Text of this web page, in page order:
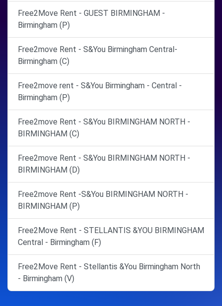
Free2Move Rent - GUEST BIRMINGHAM -
Birmingham (P)
Free2move Rent - S&You Birmingham Central-
Birmingham (C)
Free2move rent - S&You Birmingham - Central -
Birmingham (P)
Free2move Rent - S&You BIRMINGHAM NORTH -
BIRMINGHAM (C)
Free2move Rent - S&You BIRMINGHAM NORTH -
BIRMINGHAM (D)
Free2move Rent -S&You BIRMINGHAM NORTH -
BIRMINGHAM (P)
Free2Move Rent - STELLANTIS &YOU BIRMINGHAM
Central - Birmingham (F)
Free2Move Rent - Stellantis &You Birmingham North
- Birmingham (V)